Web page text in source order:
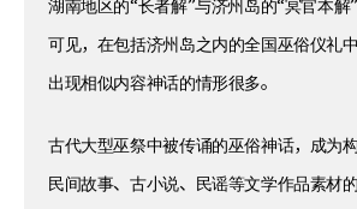
湖南地区的“长者解”与济州岛的“冥官本
可见，在包括济州岛之内的全国巫俗仪礼中
出现相似内容神话的情形很多。
古代大型巫祭中被传诵的巫俗神话，成为构
民间故事、古小说、民谣等文学作品素材